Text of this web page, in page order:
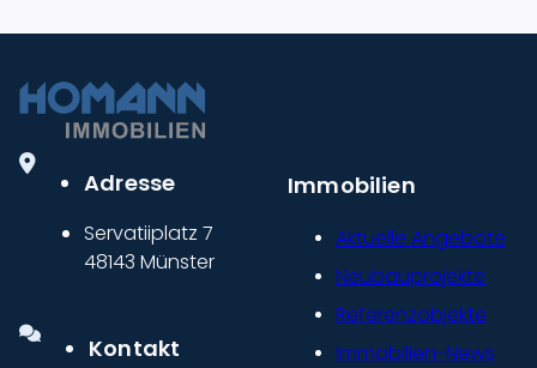
Adresse
Servatiiplatz 7
48143 Münster
Kontakt
Immobilien
Aktuelle Angebote
Neubauprojekte
Referenzobjekte
Immobilien-News